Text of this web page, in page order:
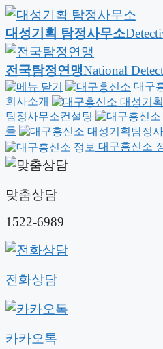
대성기획 탐정사무소
전국탐정연맹National
대구
회사소개
탐정사무소컨설팅
들
대구흥신소
맞춤상담
1522-6989
전화상담
카카오톡